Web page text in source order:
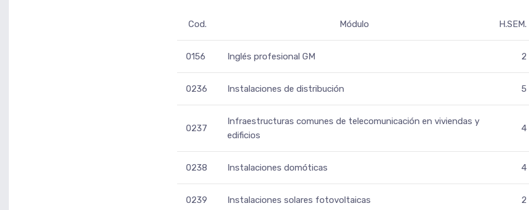
Cod. Módulo H.SEM.
0156 Inglés profesional GM 2
0236 Instalaciones de distribución 5
0237
Infraestructuras comunes de telecomunicación en viviendas y
edificios
4
0238 Instalaciones domóticas 4
0239 Instalaciones solares fotovoltaicas 2